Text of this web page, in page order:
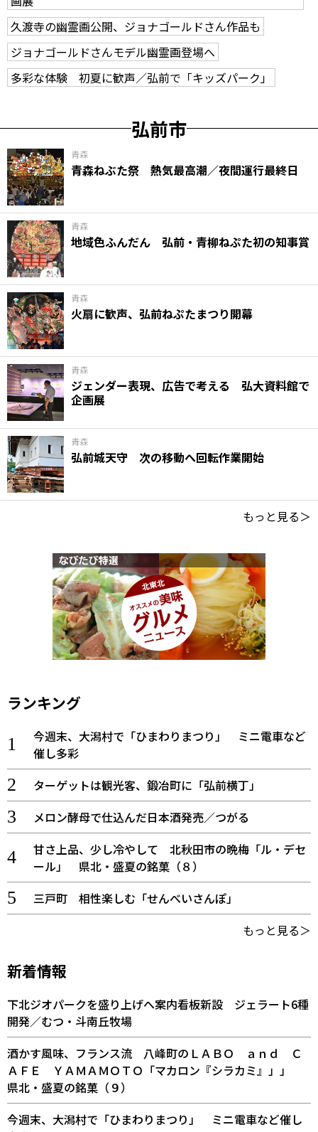
久渡寺の幽霊画公開、ジョナゴールドさん作品も
ジョナゴールドさんモデル幽霊画登場へ
多彩な体験 初夏に歓声／弘前で「キッズパーク」
弘前市
青森
青森ねぶた祭 熱気最高潮／夜間運行最終日
青森
地域色ふんだん 弘前・青柳ねぷた初の知事賞
青森
火扇に歓声、弘前ねぷたまつり開幕
青森
ジェンダー表現、広告で考える 弘大資料館で
企画展
青森
弘前城天守 次の移動へ回転作業開始
もっと見る＞
ランキング
今週末、大潟村で「ひまわりまつり」 ミニ電車など
催し多彩
ターゲットは観光客、鍛冶町に「弘前横丁」
メロン酵母で仕込んだ日本酒発売／つがる
甘さ上品、少し冷やして 北秋田市の晩梅「ル・デセ
ール」 県北・盛夏の銘菓（８）
三戸町 相性楽しむ「せんべいさんぽ」
もっと見る＞
新着情報
下北ジオパークを盛り上げへ案内看板新設 ジェラート6種
開発／むつ・斗南丘牧場
酒かす風味、フランス流 八峰町のＬＡＢＯ ａｎｄ Ｃ
ＡＦＥ ＹＡＭＡＭＯＴＯ「マカロン『シラカミ』」」
県北・盛夏の銘菓（９）
今週末、大潟村で「ひまわりまつり」 ミニ電車など催し